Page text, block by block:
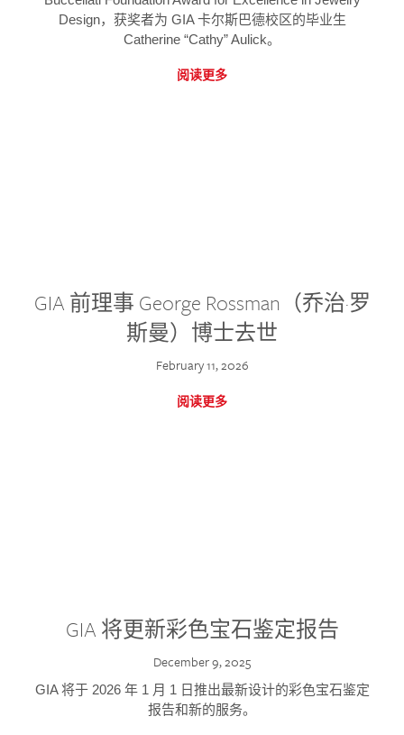
Design，获奖者为 GIA 卡尔斯巴德校区的毕业生
Catherine “Cathy” Aulick。
阅读更多
GIA 前理事 George Rossman（乔治·罗
斯曼）博士去世
February 11, 2026
阅读更多
GIA 将更新彩色宝石鉴定报告
December 9, 2025
GIA 将于 2026 年 1 月 1 日推出最新设计的彩色宝石鉴定
报告和新的服务。